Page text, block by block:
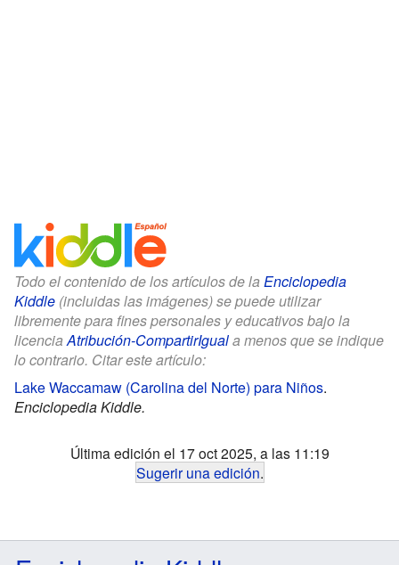
Todo el contenido de los artículos de la Enciclopedia
Kiddle (incluidas las imágenes) se puede utilizar
libremente para fines personales y educativos bajo la
licenciaAtribución-CompartirIguala menos que se indique
lo contrario. Citar este artículo:
Lake Waccamaw (Carolina del Norte) para Niños.
Enciclopedia Kiddle.
Última edición el 17 oct 2025, a las 11:19
Sugerir una edición.